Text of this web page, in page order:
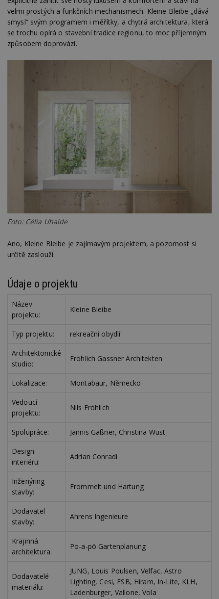
velmi prostých a funkčních mechanismech. Kleine Bleibe „dává
smysl“ svým programem i měřítky, a chytrá architektura, která
se trochu opírá o stavební tradice regionu, to moc příjemným
způsobem doprovází.
Foto: Célia Uhalde
Ano, Kleine Bleibe je zajímavým projektem, a pozornost si
určitě zaslouží.
Údaje o projektu
Název
projektu:
Kleine Bleibe
Typ projektu: rekreační obydlí
Architektonické
studio:
Fröhlich Gassner Architekten
Lokalizace: Montabaur, Německo
Vedoucí
projektu:
Nils Fröhlich
Spolupráce: Jannis Gaßner, Christina Wüst
Design
interiéru:
Adrian Conradi
Inženýring
stavby:
Frommelt und Hartung
Dodavatel
stavby:
Ahrens Ingenieure
Krajinná
architektura:
Pö-a-pö Gartenplanung
Dodavatelé
materiálu:
JUNG, Louis Poulsen, Velfac, Astro
Lighting, Cesi, FSB, Hiram, In-Lite, KLH,
Ladenburger, Vallone, Vola